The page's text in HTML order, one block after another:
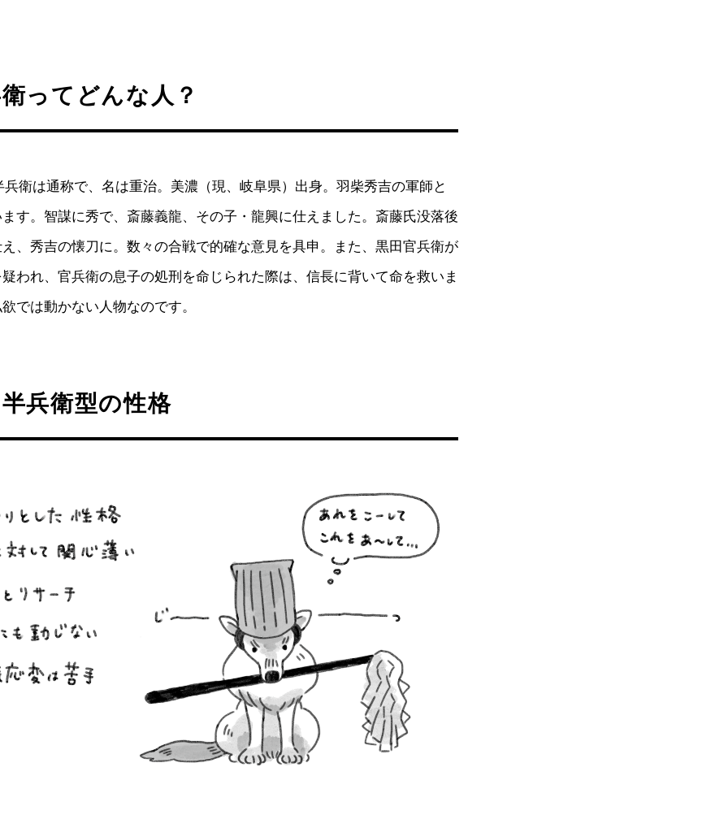
ってどんな人？
兵衛は通称で、名は重治。美濃（現、岐阜県）出身。羽柴秀吉の軍師と
す。智謀に秀で、斎藤義龍、その子・龍興に仕えました。斎藤氏没落後
、秀吉の懐刀に。数々の合戦で的確な意見を具申。また、黒田官兵衛が
われ、官兵衛の息子の処刑を命じられた際は、信長に背いて命を救いま
では動かない人物なのです。
兵衛型の性格